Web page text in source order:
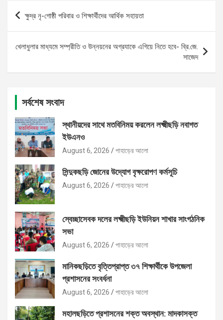
Post
navigation
ক্ষুদ্র নৃ-গোষ্ঠী পরিবার ও শিক্ষার্থীদের আর্থিক সহায়তা
খেলাধুলার মাধ্যমে সম্প্রীতি ও উন্নয়নের অগ্রযাকে এগিয়ে নিতে হবে- ব্রি.জে.
সাজেদ
সর্বশেষ সংবাদ
স্থানীয়দের সাথে মতবিনিময় করলেন লক্ষ্মীছড়ি নবাগত
ইউএনও
August 6, 2026 পাহাড়ের আলো
সিন্দুকছড়ি জোনের উদ্যোগ বৃক্ষরোপণ কর্মসূচি
August 6, 2026 পাহাড়ের আলো
স্বেচ্ছাসেবক দলের লক্ষ্মীছড়ি ইউনিয়ন শাখার সাংগঠনিক
সভা
August 6, 2026 পাহাড়ের আলো
মানিকছড়িতে বৃত্তিপ্রাপ্ত ৩৭ শিক্ষার্থীকে উপজেলা
প্রশাসনের সংবর্ধনা
August 6, 2026 পাহাড়ের আলো
মহালছড়িতে প্রশাসনের শক্ত অবস্থান: মাদকাসক্ত